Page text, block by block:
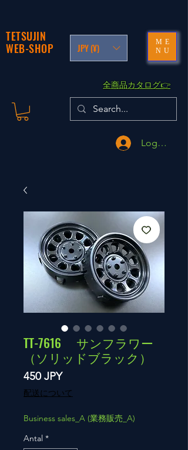
TETSUJIN
WEB-SHOP
JPY (¥)
ME
NU
​全商品カタログ👉
Logga in
TT-7616 サンフラワー
（ソリッドブラック）
450 JPYPris
配送について
Business sales_A (業務販売_A)
Antal *